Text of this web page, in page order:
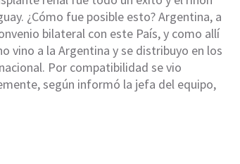
¿Cómo fue posible esto? Argentina, a
bilateral con este País, y como allí
vino a la Argentina y se distribuyo en los
Por compatibilidad se vio
según informó la jefa del equipo,